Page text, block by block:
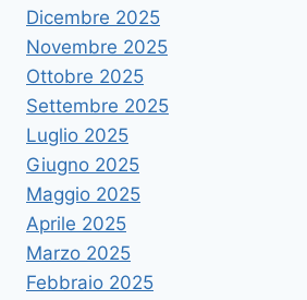
Dicembre 2025
Novembre 2025
Ottobre 2025
Settembre 2025
Luglio 2025
Giugno 2025
Maggio 2025
Aprile 2025
Marzo 2025
Febbraio 2025